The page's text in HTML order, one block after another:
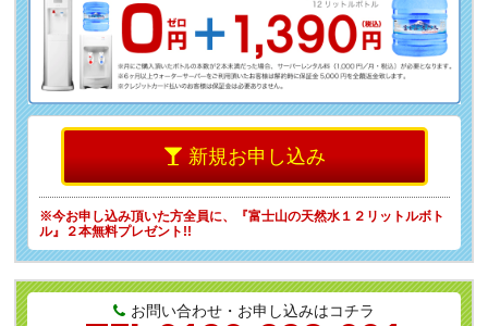
新規お申し込み
※今お申し込み頂いた方全員に、
『富士山の天然水１２リットルボト
ル』２本無料プレゼント!!
お問い合わせ・お申し込みはコチラ